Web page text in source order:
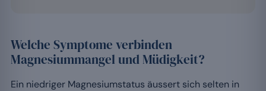
Welche Symptome verbinden
Magnesiummangel und Müdigkeit?
Ein niedriger Magnesiumstatus äussert sich selten in